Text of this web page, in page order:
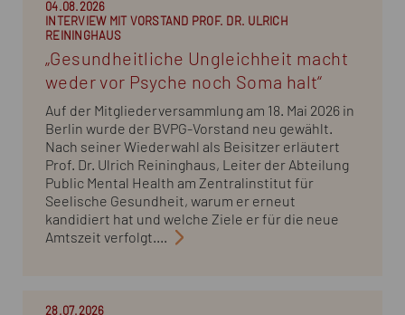
04.08.2026
INTERVIEW MIT VORSTAND PROF. DR. ULRICH
REININGHAUS
„Gesundheitliche Ungleichheit macht
weder vor Psyche noch Soma halt“
Auf der Mitgliederversammlung am 18. Mai 2026 in
Berlin wurde der BVPG-Vorstand neu gewählt.
Nach seiner Wiederwahl als Beisitzer erläutert
Prof. Dr. Ulrich Reininghaus, Leiter der Abteilung
Public Mental Health am Zentralinstitut für
Seelische Gesundheit, warum er erneut
kandidiert hat und welche Ziele er für die neue
Amtszeit verfolgt....
28.07.2026